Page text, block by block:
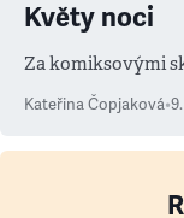
Květy noci
Za komiksovými
Kateřina Čopjaková•